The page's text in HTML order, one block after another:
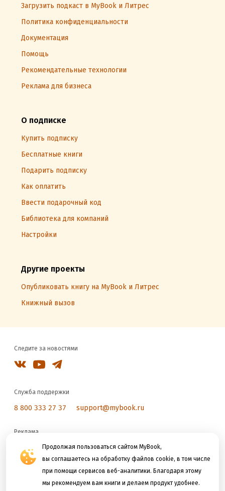
Продолжая пользоваться сайтом MyBook,
вы соглашаетесь на обработку файлов cookie, в том числе
при помощи сервисов веб-аналитики. Благодаря этому
мы рекомендуем вам книги и делаем продукт удобнее.
Загрузить подкаст в MyBook и Литрес
Политика конфиденциальности
Документация
Помощь
Рекомендательные технологии
Реклама для бизнеса
О подписке
Купить подписку
Бесплатные книги
Подарить подписку
Как оплатить
Ввести подарочный код
Библиотека для компаний
Настройки
Другие проекты
Опубликовать книгу на MyBook и Литрес
Книжный вызов
Следите за новостями
Служба поддержки
8 800 333 27 37 support@mybook.ru
Реклама
reklama@litres.ru
Мы принимаем к оплате